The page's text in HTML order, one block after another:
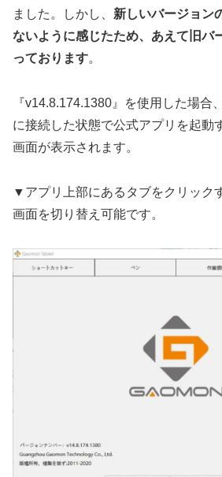
ました。しかし、 新しいバージョン
ないように感じたため、あえて旧バ
っております。
『v14.8.174.1380』を使用した場合
に接続した状態で公式アプリを起動
画面が表示されます。
▼アプリ上部にあるタブをクリック
画面を切り替え可能です。